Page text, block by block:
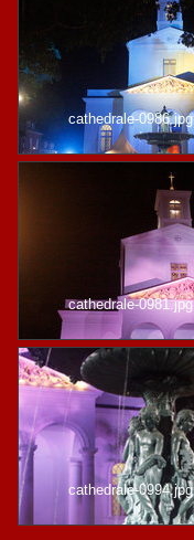
cathedrale-0986.jpg
cathedrale-0981.jpg
cathedrale-0994.jpg